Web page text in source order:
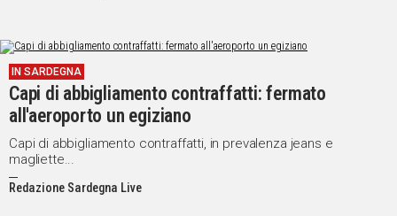
IN SARDEGNA
Capi di abbigliamento contraffatti: fermato
all'aeroporto un egiziano
Capi di abbigliamento contraffatti, in prevalenza jeans e
magliette...
Redazione Sardegna Live